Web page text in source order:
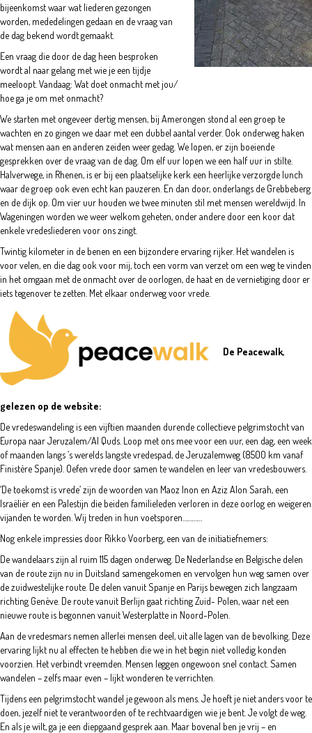
bijeenkomst waar wat liederen gezongen
worden, mededelingen gedaan en de vraag van
de dag bekend wordt gemaakt.
Een vraag die door de dag heen besproken
wordt al naar gelang met wie je een tijdje
meeloopt. Vandaag: Wat doet onmacht met jou/
hoe ga je om met onmacht?
We starten met ongeveer dertig mensen, bij Amerongen stond al een groep te
wachten en zo gingen we daar met een dubbel aantal verder. Ook onderweg haken
wat mensen aan en anderen zeiden weer gedag. We lopen, er zijn boeiende
gesprekken over de vraag van de dag. Om elf uur lopen we een half uur in stilte.
Halverwege, in Rhenen, is er bij een plaatselijke kerk een heerlijke verzorgde lunch
waar de groep ook even echt kan pauzeren. En dan door, onderlangs de Grebbeberg
en de dijk op. Om vier uur houden we twee minuten stil met mensen wereldwijd. In
Wageningen worden we weer welkom geheten, onder andere door een koor dat
enkele vredesliederen voor ons zingt.
Twintig kilometer in de benen en een bijzondere ervaring rijker. Het wandelen is
voor velen, en die dag ook voor mij, toch een vorm van verzet om een weg te vinden
in het omgaan met de onmacht over de oorlogen, de haat en de vernietiging door er
iets tegenover te zetten. Met elkaar onderweg voor vrede.
De Peacewalk,
gelezen op de website:
De vredeswandeling is een vijftien maanden durende collectieve pelgrimstocht van
Europa naar Jeruzalem/Al Quds. Loop met ons mee voor een uur, een dag, een week
of maanden langs ’s werelds langste vredespad, de Jeruzalemweg (8500 km vanaf
Finistère Spanje). Oefen vrede door samen te wandelen en leer van vredesbouwers.
‘De toekomst is vrede’ zijn de woorden van Maoz Inon en Aziz Alon Sarah, een
Israëliër en een Palestijn die beiden familieleden verloren in deze oorlog en weigeren
vijanden te worden. Wij treden in hun voetsporen…………
Nog enkele impressies door Rikko Voorberg, een van de initiatiefnemers:
De wandelaars zijn al ruim 115 dagen onderweg. De Nederlandse en Belgische delen
van de route zijn nu in Duitsland samengekomen en vervolgen hun weg samen over
de zuidwestelijke route. De delen vanuit Spanje en Parijs bewegen zich langzaam
richting Genève. De route vanuit Berlijn gaat richting Zuid- Polen, waar net een
nieuwe route is begonnen vanuit Westerplatte in Noord-Polen.
Aan de vredesmars nemen allerlei mensen deel, uit alle lagen van de bevolking. Deze
ervaring lijkt nu al effecten te hebben die we in het begin niet volledig konden
voorzien. Het verbindt vreemden. Mensen leggen ongewoon snel contact. Samen
wandelen – zelfs maar even – lijkt wonderen te verrichten.
Tijdens een pelgrimstocht wandel je gewoon als mens. Je hoeft je niet anders voor te
doen, jezelf niet te verantwoorden of te rechtvaardigen wie je bent. Je volgt de weg.
En als je wilt, ga je een diepgaand gesprek aan. Maar bovenal ben je vrij – en